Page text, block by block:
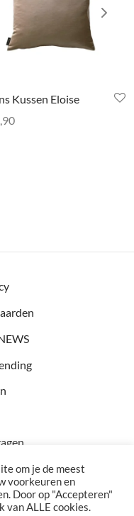
Kussen Eloise
om je de meest
voorkeuren en
Door op "Accepteren"
van ALLE cookies.